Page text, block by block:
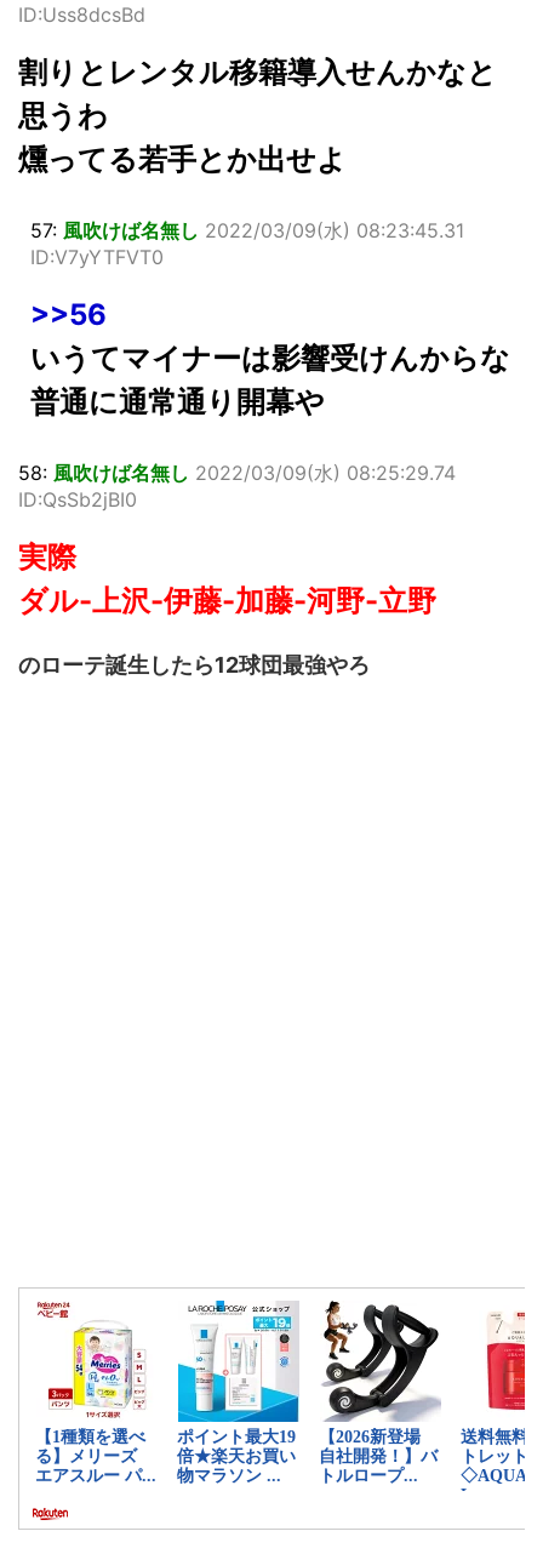
ID:Uss8dcsBd
割りとレンタル移籍導入せんかなと
思うわ
燻ってる若手とか出せよ
57: 風吹けば名無し 2022/03/09(水) 08:23:45.31
ID:V7yYTFVT0
>>56
いうてマイナーは影響受けんからな
普通に通常通り開幕や
58: 風吹けば名無し 2022/03/09(水) 08:25:29.74
ID:QsSb2jBI0
実際
ダル-上沢-伊藤-加藤-河野-立野
のローテ誕生したら12球団最強やろ